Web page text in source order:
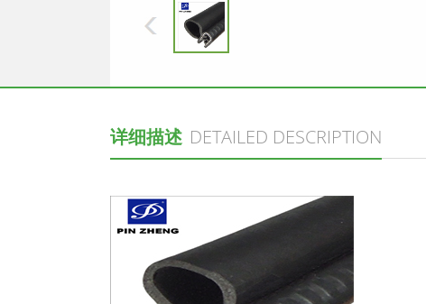
详细描述 DETAILED DESCRIPTION